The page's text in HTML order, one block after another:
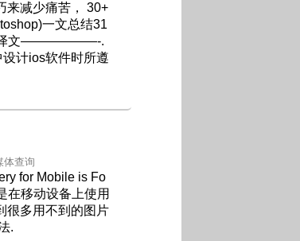
来减少痛苦， 30+
一文总结31
译文——————-.
计ios软件时所遵
体查询
for Mobile is Fo
在移动设备上使用
多用不到的图片
.